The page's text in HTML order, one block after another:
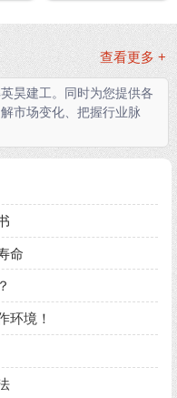
查看更多 +
昊建工。同时为您提供各
市场变化、把握行业脉
命
环境！